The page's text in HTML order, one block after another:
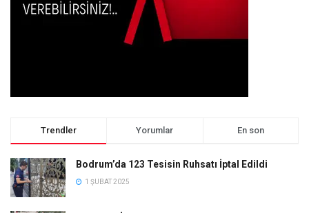
Trendler Yorumlar En son
Bodrum’da 123 Tesisin Ruhsatı İptal Edildi
1 ŞUBAT 2025